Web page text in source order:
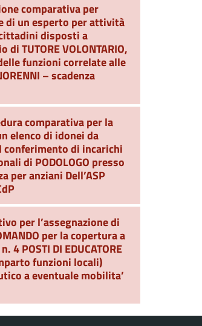
comparativa per
di un esperto per attività
disposti a
di TUTORE VOLONTARIO,
funzioni correlate alle
– scadenza
comparativa per la
elenco di idonei da
di incarichi
di PODOLOGO presso
per anziani Dell’ASP
per l’assegnazione di
per la copertura a
4 POSTI DI EDUCATORE
funzioni locali)
a eventuale mobilita’